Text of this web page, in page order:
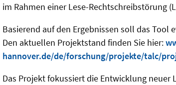
im Rahmen einer Lese-Rechtschreibstörung
Basierend auf den Ergebnissen soll das
Den aktuellen Projektstand finden Sie hier:
hannover.de/de/forschung/projekte/talc/
Das Projekt fokussiert die Entwicklung